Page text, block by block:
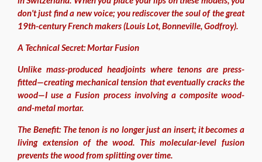
don't just find a new voice; you rediscover the soul of the great
19th-century French makers (Louis Lot, Bonneville, Godfroy).
A Technical Secret: Mortar Fusion
Unlike mass-produced headjoints where tenons are press-
fitted—creating mechanical tension that eventually cracks the
wood—I use a Fusion process involving a composite wood-
and-metal mortar.
The Benefit: The tenon is no longer just an insert; it becomes a
living extension of the wood. This molecular-level fusion
prevents the wood from splitting over time.